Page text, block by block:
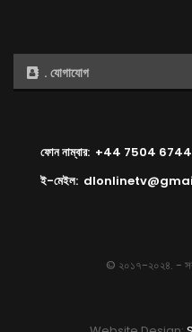
. যোগাযোগ
ফোন নাম্বার: +44 7504
ই-মেইল:
© ২০১৭-২০২৪. -